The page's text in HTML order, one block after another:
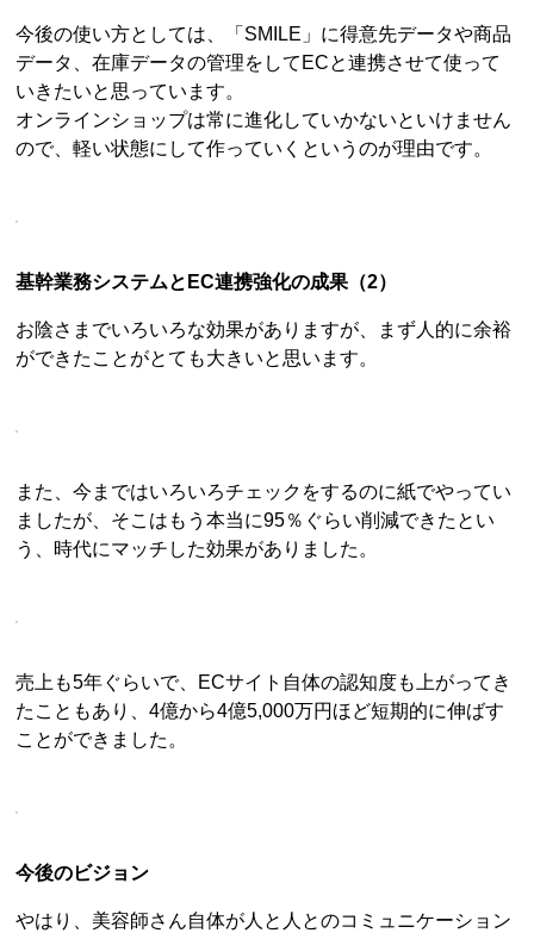
今後の使い方としては、「SMILE」に得意先データや商品
データ、在庫データの管理をしてECと連携させて使って
いきたいと思っています。
オンラインショップは常に進化していかないといけません
ので、軽い状態にして作っていくというのが理由です。
基幹業務システムとEC連携強化の成果（2）
お陰さまでいろいろな効果がありますが、まず人的に余裕
ができたことがとても大きいと思います。
また、今まではいろいろチェックをするのに紙でやってい
ましたが、そこはもう本当に95％ぐらい削減できたとい
う、時代にマッチした効果がありました。
売上も5年ぐらいで、ECサイト自体の認知度も上がってき
たこともあり、4億から4億5,000万円ほど短期的に伸ばす
ことができました。
今後のビジョン
やはり、美容師さん自体が人と人とのコミュニケーション